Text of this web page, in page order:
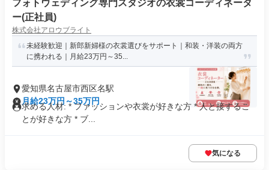
フォトウェディング専門スタジオの衣裳コーディネータ
ー(正社員)
株式会社アロウブライト
未経験歓迎｜新郎新婦様の衣裳選びをサポート｜和装・洋装の両方
に携われる｜月給23万円～35...
愛知県名古屋市西区名駅
月給23万円～35万円
求める人材: * ファッションや衣裳が好きな方 * 人と接するこ
とが好きな方 * ブ...
気になる